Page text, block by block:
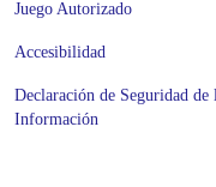
Juego Autorizado
Accesibilidad
Declaración de Seguridad de
Información